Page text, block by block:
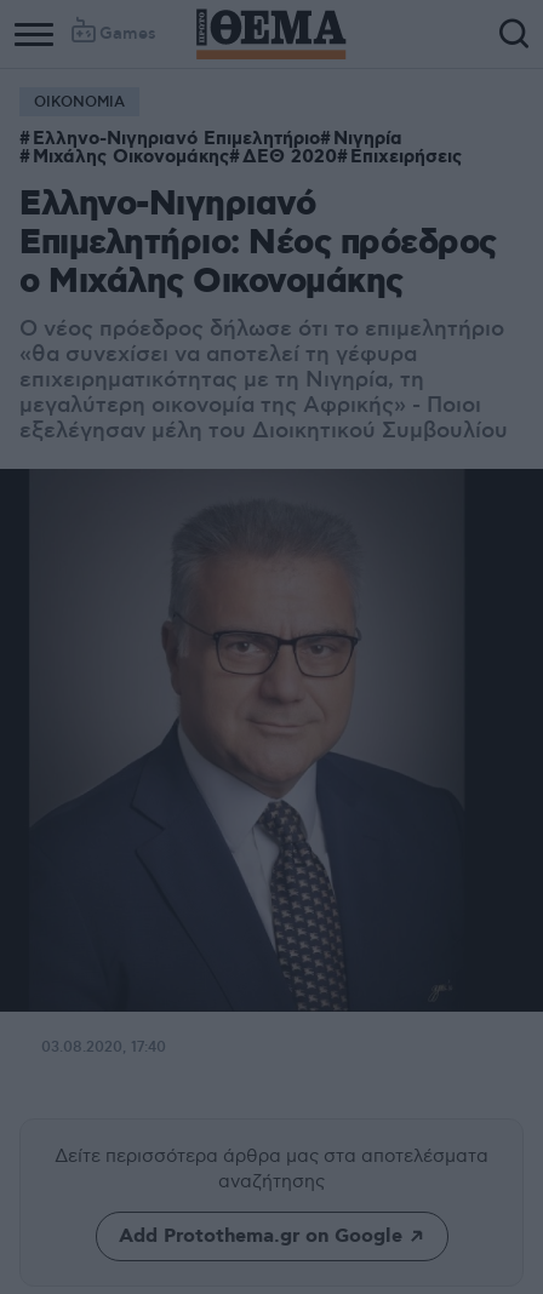
Games
Column
1
Column
2
ΟΙΚΟΝΟΜΙΑ
Ελληνο-Νιγηριανό Επιμελητήριο Νιγηρία
Μιχάλης Οικονομάκης ΔΕΘ 2020 Επιχειρήσεις
Ελληνο-Νιγηριανό
Επιμελητήριο: Νέος πρόεδρος
ο Μιχάλης Οικονομάκης
Ο νέος πρόεδρος δήλωσε ότι το επιμελητήριο
«θα συνεχίσει να αποτελεί τη γέφυρα
επιχειρηματικότητας με τη Νιγηρία, τη
μεγαλύτερη οικονομία της Αφρικής» - Ποιοι
εξελέγησαν μέλη του Διοικητικού Συμβουλίου
03.08.2020, 17:40
Δείτε περισσότερα άρθρα μας στα αποτελέσματα
αναζήτησης
Add Protothema.gr on Google